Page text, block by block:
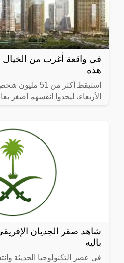
في واقعة أغرب من
هذه
استيقظ أكثر من
الأربعاء، ليجدوا أنفسهم أصغر
شاهد صقر الجديان
باليه
في عصر التكنولوجيا الحديثة